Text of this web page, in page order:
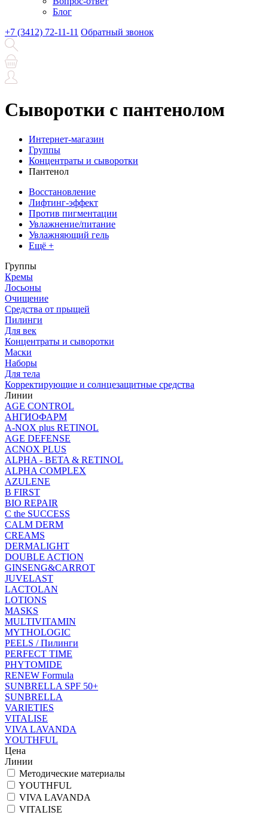
Блог
+7 (3412) 72-11-11 Обратный звонок
Сыворотки с пантенолом
Интернет-магазин
Группы
Концентраты и сыворотки
Пантенол
Восстановление
Лифтинг-эффект
Против пигментации
Увлажнение/питание
Увлажняющий гель
Ещё +
Группы
Кремы
Лосьоны
Очищение
Средства от прыщей
Пилинги
Для век
Концентраты и сыворотки
Маски
Наборы
Для тела
Корректирующие и солнцезащитные средства
Линии
AGE CONTROL
АНГИОФАРМ
A-NOX plus RETINOL
AGE DEFENSE
ACNOX PLUS
ALPHA - BETA & RETINOL
ALPHA COMPLEX
AZULENE
B FIRST
BIO REPAIR
C the SUCCESS
CALM DERM
CREAMS
DERMALIGHT
DOUBLE ACTION
GINSENG&CARROT
JUVELAST
LACTOLAN
LOTIONS
MASKS
MULTIVITAMIN
MYTHOLOGIC
PEELS / Пилинги
PERFECT TIME
PHYTOMIDE
RENEW Formula
SUNBRELLA SPF 50+
SUNBRELLA
VARIETIES
VITALISE
VIVA LAVANDA
YOUTHFUL
Цена
Линии
Методические материалы
YOUTHFUL
VIVA LAVANDA
VITALISE